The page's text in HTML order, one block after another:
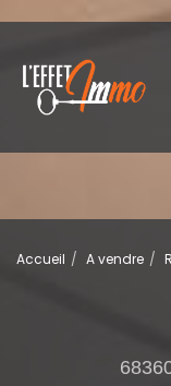
Accueil A vendre